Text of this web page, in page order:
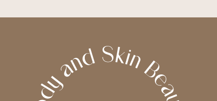
Die
Produktseite
gewählt
werden